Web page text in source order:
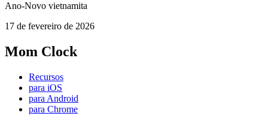
Ano-Novo vietnamita
17 de fevereiro de 2026
Mom Clock
Recursos
para iOS
para Android
para Chrome